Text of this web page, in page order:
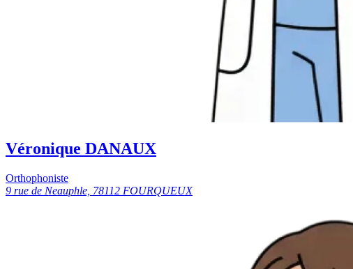
Véronique DANAUX
Orthophoniste
9 rue de Neauphle, 78112 FOURQUEUX